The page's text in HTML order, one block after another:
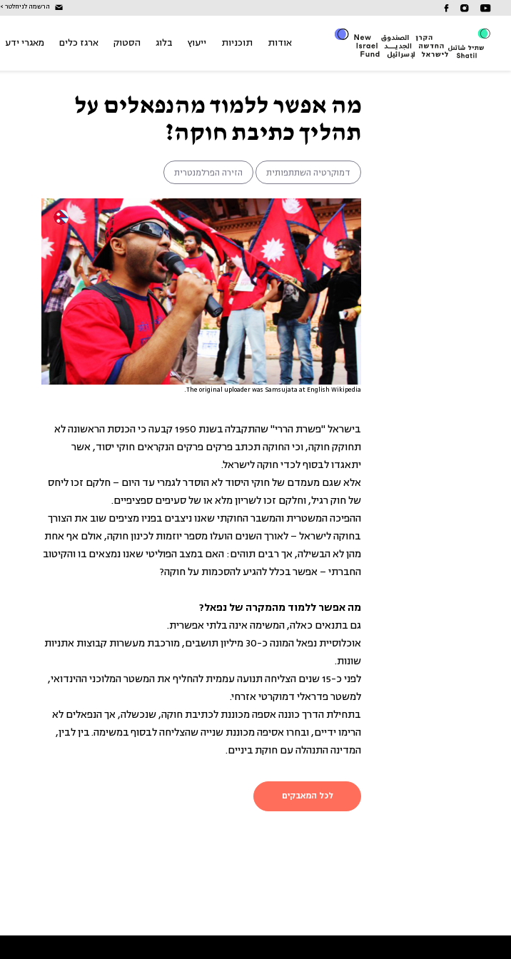
content
הרשמה לניוזלטר >
אודות תוכניות ייעוץ בלוג הסטוק ארגז כלים מאגרי ידע
מה אפשר ללמוד מהנפאלים על
תהליך כתיבת חוקה?
דמוקרטיה השתתפותית הזירה הפרלמנטרית
The original uploader was Samsujata at English Wikipedia.
בישראל "פשרת הררי" שהתקבלה בשנת 1950 קבעה כי הכנסת הראשונה לא
תחוקק חוקה, וכי החוקה תכתב פרקים פרקים הנקראים חוקי יסוד, אשר
יתאגדו לבסוף לכדי חוקה לישראל.
אלא שגם מעמדם של חוקי היסוד לא הוסדר לגמרי עד היום – חלקם זכו ליחס
של חוק רגיל, וחלקם זכו לשריון מלא או של סעיפים ספציפיים.
ההפיכה המשטרית והמשבר החוקתי שאנו ניצבים בפניו מציפים שוב את הצורך
בחוקה לישראל – לאורך השנים הועלו מספר יוזמות לכינון חוקה, אולם אף אחת
מהן לא הבשילה, אך רבים תוהים: האם במצב הפוליטי שאנו נמצאים בו והקיטוב
החברתי – אפשר בכלל להגיע להסכמות על חוקה?
מה אפשר ללמוד מהמקרה של נפאל?
גם בתנאים כאלה, המשימה אינה בלתי אפשרית.
אוכלוסיית נפאל המונה כ-30 מיליון תושבים, מורכבת מעשרות קבוצות אתניות
שונות.
לפני כ-15 שנים הצליחה תנועה עממית להחליף את המשטר המלוכני ההינדואי,
למשטר פדראלי דמוקרטי אזרחי.
בתחילת הדרך כוננה אספה מכוננת לכתיבת חוקה, שנכשלה, אך הנפאלים לא
הרימו ידיים, ובחרו אסיפה מכוננת שנייה שהצליחה לבסוף במשימה. בין לבין,
המדינה התנהלה עם חוקת ביניים.
לכל המאבקים